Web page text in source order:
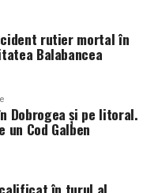
durabilitatea și
reală de reciclare.
un nivel
moderne
eficient, fără
acestor
mediu și economie,
și amprenta de
rutier mortal în
Balabancea
Dobrogea și pe litoral.
un Cod Galben